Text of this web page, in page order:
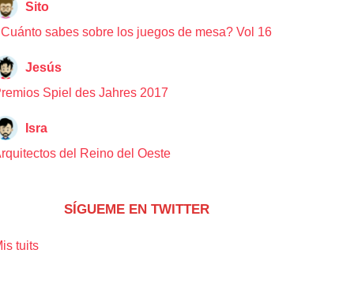
Sito
sabes sobre los juegos de mesa? Vol 16
Jesús
Spiel des Jahres 2017
Isra
del Reino del Oeste
SÍGUEME EN TWITTER
tuits